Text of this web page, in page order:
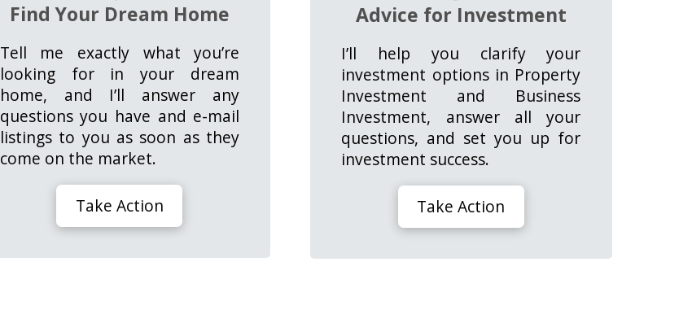
Find Your Dream Home
Tell me exactly what you’re
looking for in your dream
home, and I’ll answer any
questions you have and e-mail
listings to you as soon as they
come on the market.
Take Action
Advice for Investment
I’ll help you clarify your
investment options in Property
Investment and Business
Investment, answer all your
questions, and set you up for
investment success.
Take Action